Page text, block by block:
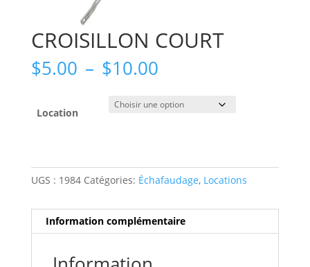
CROISILLON COURT
$5.00 – $10.00Plage
prix :
$5.00
Location
UGS : 1984 Catégories: Échafaudage, Locations
Information complémentaire